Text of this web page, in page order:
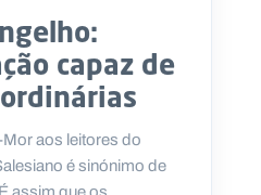
capaz de
aos leitores do
é sinónimo de